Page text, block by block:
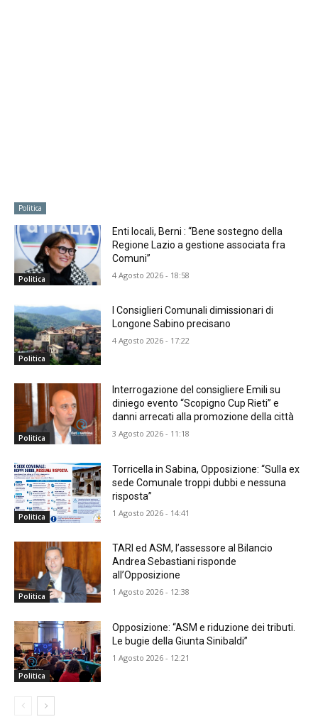
Politica
Politica
Enti locali, Berni : “Bene sostegno della
Regione Lazio a gestione associata fra
Comuni”
4 Agosto 2026 - 18:58
Politica
I Consiglieri Comunali dimissionari di
Longone Sabino precisano
4 Agosto 2026 - 17:22
Politica
Interrogazione del consigliere Emili su
diniego evento “Scopigno Cup Rieti” e
danni arrecati alla promozione della città
3 Agosto 2026 - 11:18
Politica
Torricella in Sabina, Opposizione: “Sulla ex
sede Comunale troppi dubbi e nessuna
risposta”
1 Agosto 2026 - 14:41
Politica
TARI ed ASM, l’assessore al Bilancio
Andrea Sebastiani risponde
all’Opposizione
1 Agosto 2026 - 12:38
Politica
Opposizione: “ASM e riduzione dei tributi.
Le bugie della Giunta Sinibaldi”
1 Agosto 2026 - 12:21